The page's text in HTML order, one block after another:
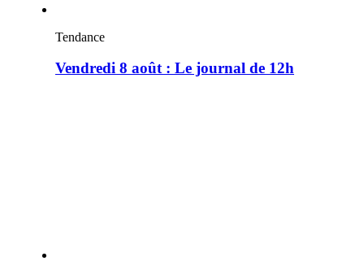
Tendance
Vendredi 8 août : Le journal de 12h